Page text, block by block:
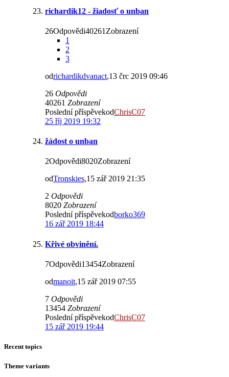
richardik12 - žiadosť o unban
26Odpovědi40261Zobrazení
1
2
3
odrichardikdvanact,13 črc 2019 09:46
26 Odpovědi
40261 Zobrazení
Poslední příspěvekodChrisC07
25 říj 2019 19:32
žádost o unban
2Odpovědi8020Zobrazení
odTronskies,15 zář 2019 21:35
2 Odpovědi
8020 Zobrazení
Poslední příspěvekodborko369
16 zář 2019 18:44
Křivé obvinění.
7Odpovědi13454Zobrazení
odmanoit,15 zář 2019 07:55
7 Odpovědi
13454 Zobrazení
Poslední příspěvekodChrisC07
15 zář 2019 19:44
Recent topics
Theme variants